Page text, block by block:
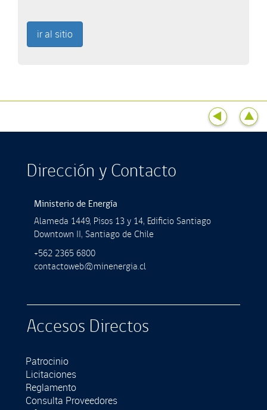
ir al sitio
Dirección y Contacto
Ministerio de Energía
Alameda 1449, Pisos 13 y 14, Ediﬁcio Santiago
Downtown II, Santiago de Chile
+562 2365 6800
contactoweb@minenergia.cl
Accesos Directos
Patrocinio
Licitaciones
Reglamento
Consulta Proveedores